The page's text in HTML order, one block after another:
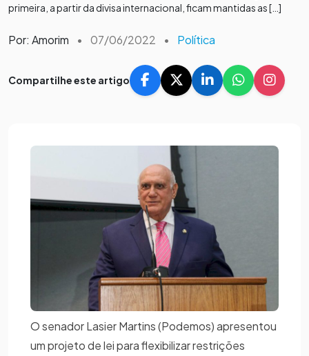
primeira, a partir da divisa internacional, ficam mantidas as […]
Por: Amorim • 07/06/2022 • Política
Compartilhe este artigo
O senador Lasier Martins (Podemos) apresentou
um projeto de lei para flexibilizar restrições